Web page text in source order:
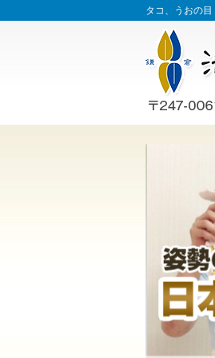
タコ、うおの目 |